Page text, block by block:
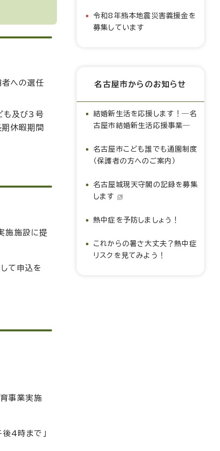
者への選任
も及び3号
期休暇期間
施施設に提
て申込を
事業実施
4時まで」
令和8年熊本地震災害義援金を
募集しています
名古屋市からのお知らせ
結婚新生活を応援します！―名
古屋市結婚新生活応援事業―
名古屋市こども誰でも通園制度
（保護者の方へのご案内）
名古屋城現天守閣の記録を募集
します
熱中症を予防しましょう！
これからの暑さ大丈夫？熱中症
リスクを見てみよう！